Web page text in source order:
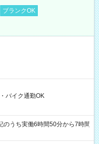
ブランクOK
バイク通勤OK